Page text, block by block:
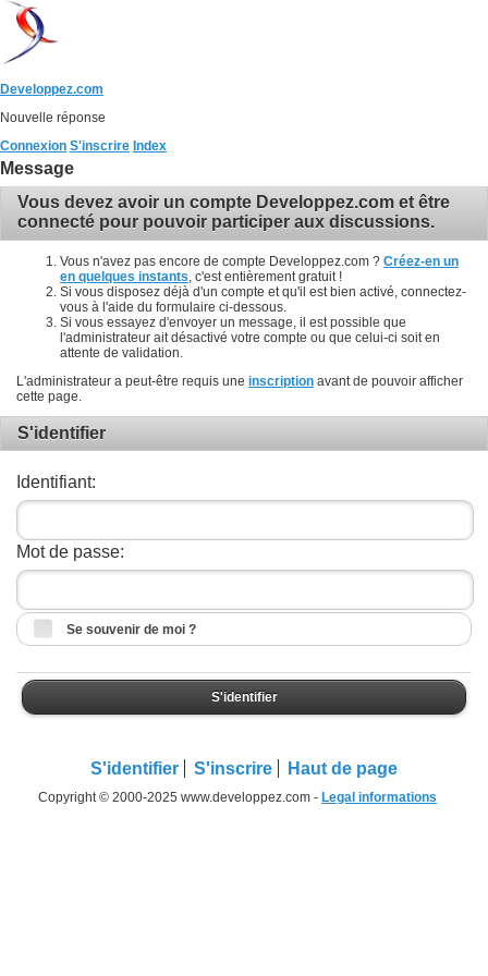
Developpez.com
Nouvelle réponse
Connexion S'inscrire Index
Message
Vous devez avoir un compte Developpez.com et être
connecté pour pouvoir participer aux discussions.
Vous n'avez pas encore de compte Developpez.com ? Créez-en un
en quelques instants , c'est entièrement gratuit !
Si vous disposez déjà d'un compte et qu'il est bien activé, connectez-
vous à l'aide du formulaire ci-dessous.
Si vous essayez d'envoyer un message, il est possible que
l'administrateur ait désactivé votre compte ou que celui-ci soit en
attente de validation.
L'administrateur a peut-être requis une inscription avant de pouvoir afficher
cette page.
S'identifier
Identifiant:
Mot de passe:
Se souvenir de moi ?
S'identifier
S'identifier S'inscrire Haut de page
Copyright © 2000-2025 www.developpez.com - Legal informations